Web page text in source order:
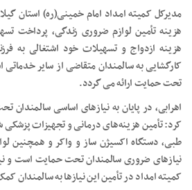
مدیرکل کمیته امداد امام خمینی(ره) استان
هزینه تأمین لوازم ضروری زندگی، پرداخت
هزینه ازدواج و تسهیلات خود اشتغالی به
کارگشایی به سالمندان متقاضی از سایر
تحت حمایت ارائه می گردد.
اهرابی، در پایان به نیازهای اساسی
کرد: تأمین هزینه‌های درمانی و تجهیزات
طبی، دستگاه اکسیژن ساز و واکر و همچنین
نیازهای ضروری سالمندان تحت حمایت است و
کمیته امداد در تأمین این نیازها به سالمندان